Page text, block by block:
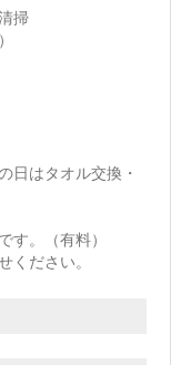
掃
はタオル交換・
。（有料）
ださい。